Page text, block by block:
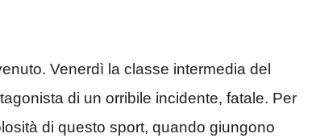
Venerdì la classe intermedia del
di un orribile incidente, fatale. Per
di questo sport, quando giungono